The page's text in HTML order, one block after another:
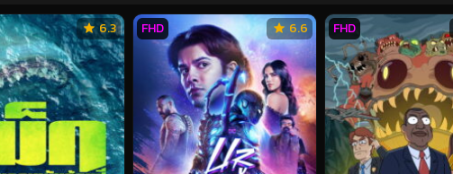
6.3 6.6
FHD FHD